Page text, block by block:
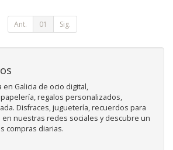
Ant. 01 Sig.
en Galicia de ocio digital,
regalos personalizados,
Disfraces, juguetería, recuerdos para
en nuestras redes sociales y descubre un
compras diarias.